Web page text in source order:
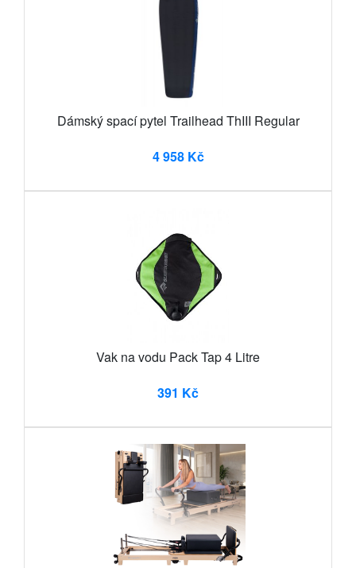
Dámský spací pytel Trailhead ThIII Regular
4 958 Kč
Vak na vodu Pack Tap 4 Litre
391 Kč